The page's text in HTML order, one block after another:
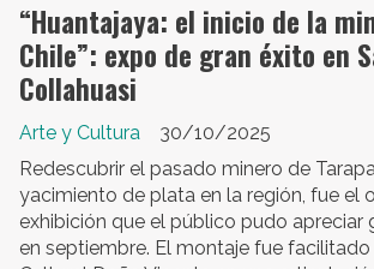
“Huantajaya: el inicio de la
Chile”: expo de gran éxito en
Collahuasi
Arte y Cultura
30/10/2025
Redescubrir el pasado minero de
yacimiento de plata en la región, fue el
exhibición que el público pudo apreciar
en septiembre. El montaje fue